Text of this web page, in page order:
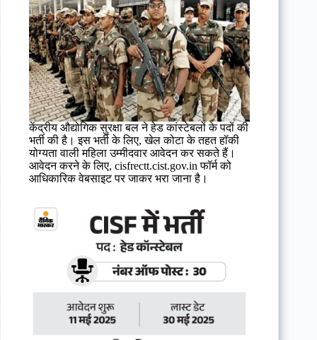
केंद्रीय औद्योगिक सुरक्षा बल ने हेड कांस्टेबलों के पदों की
भर्ती की है। इस भर्ती के लिए, खेल कोटा के तहत हॉकी
योग्यता वाली महिला उम्मीदवार आवेदन कर सकते हैं।
आवेदन करने के लिए, cisfrectt.cist.gov.in फॉर्म को
आधिकारिक वेबसाइट पर जाकर भरा जाना है।